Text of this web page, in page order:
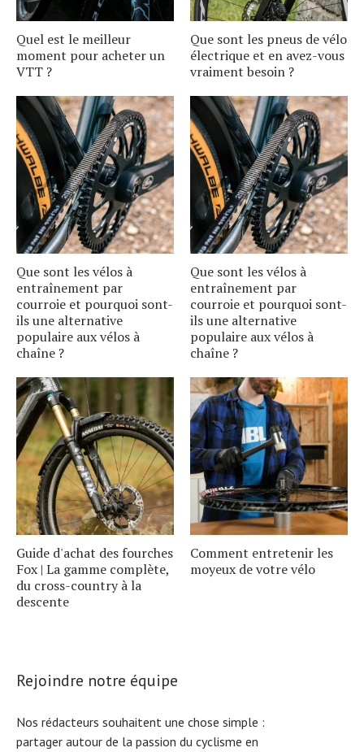
Quel est le meilleur
moment pour acheter un
VTT ?
Que sont les pneus de vélo
électrique et en avez-vous
vraiment besoin ?
Que sont les vélos à
entraînement par
courroie et pourquoi sont-
ils une alternative
populaire aux vélos à
chaîne ?
Que sont les vélos à
entraînement par
courroie et pourquoi sont-
ils une alternative
populaire aux vélos à
chaîne ?
Guide d'achat des fourches
Fox | La gamme complète,
du cross-country à la
descente
Comment entretenir les
moyeux de votre vélo
Rejoindre notre équipe
Nos rédacteurs souhaitent une chose simple :
partager autour de la passion du cyclisme en